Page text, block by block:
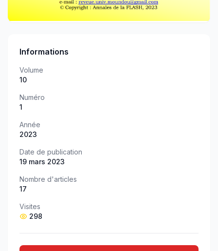
Informations
Volume
10
Numéro
1
Année
2023
Date de publication
19 mars 2023
Nombre d'articles
17
Visites
298